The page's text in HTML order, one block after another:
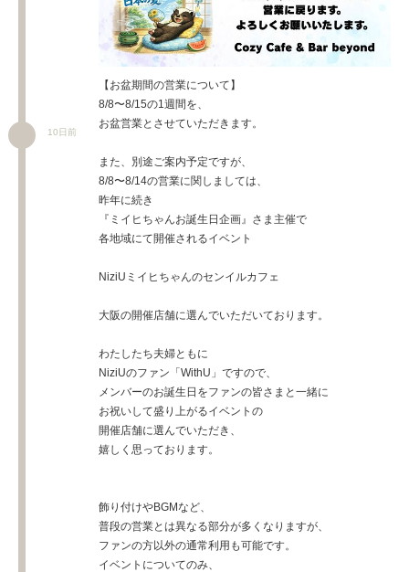
10日前
【お盆期間の営業について】
8/8〜8/15の1週間を、
お盆営業とさせていただきます。
また、別途ご案内予定ですが、
8/8〜8/14の営業に関しましては、
昨年に続き
『ミイヒちゃんお誕生日企画』さま主催で
各地域にて開催されるイベント
NiziUミイヒちゃんのセンイルカフェ
大阪の開催店舗に選んでいただいております。
わたしたち夫婦ともに
NiziUのファン「WithU」ですので、
メンバーのお誕生日をファンの皆さまと一緒に
お祝いして盛り上がるイベントの
開催店舗に選んでいただき、
嬉しく思っております。
飾り付けやBGMなど、
普段の営業とは異なる部分が多くなりますが、
ファンの方以外の通常利用も可能です。
イベントについてのみ、